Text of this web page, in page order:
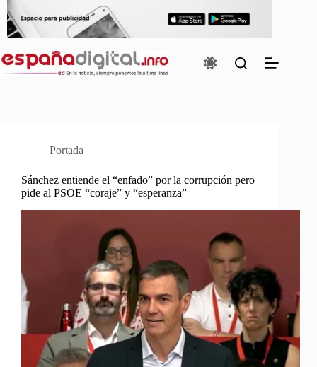
contenido
Portada
Sánchez entiende el “enfado” por la corrupción pero
pide al PSOE “coraje” y “esperanza”